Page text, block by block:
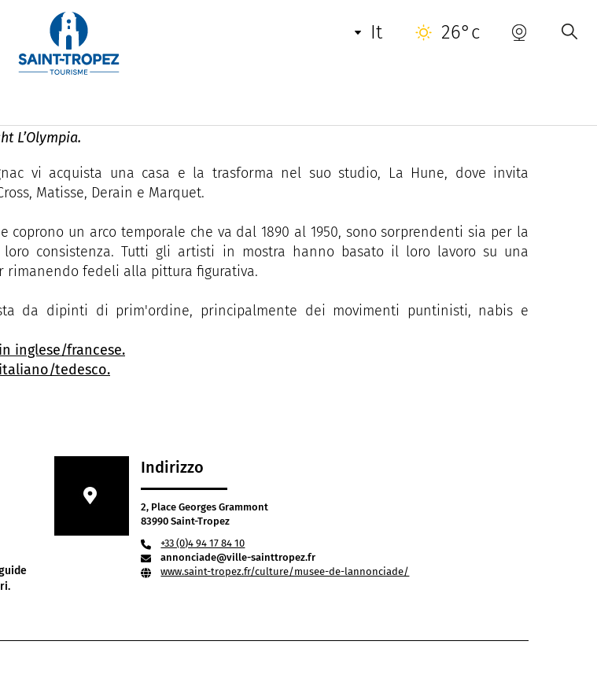
it 26°c
L’Olympia.
vi acquista una casa e la trasforma nel suo studio, La Hune, dove invita
Matisse, Derain e Marquet.
coprono un arco temporale che va dal 1890 al 1950, sono sorprendenti sia per la
consistenza. Tutti gli artisti in mostra hanno basato il loro lavoro su una
rimanendo fedeli alla pittura figurativa.
da dipinti di prim'ordine, principalmente dei movimenti puntinisti, nabis e
inglese/francese.
tedesco.
Indirizzo
2, Place Georges Grammont
83990 Saint-Tropez
+33 (0)4 94 17 84 10
annonciade@ville-sainttropez.fr
www.saint-tropez.fr/culture/musee-de-lannonciade/